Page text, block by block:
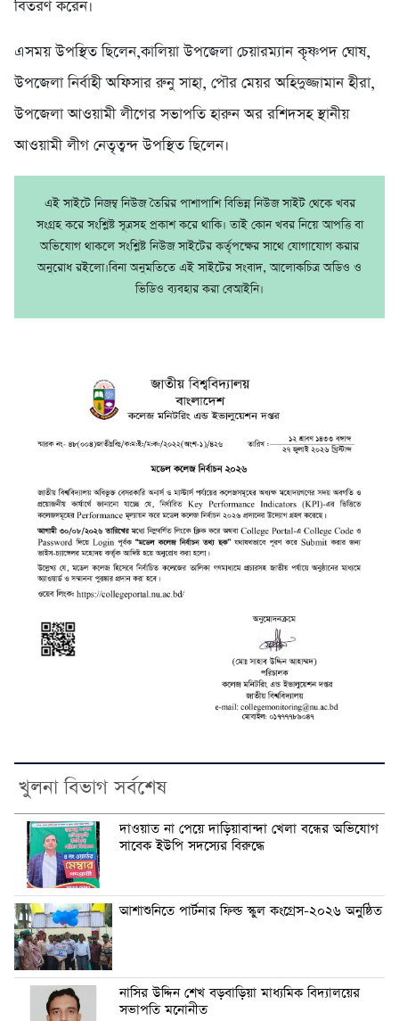
বিতরণ করেন।
এসময় উপস্থিত ছিলেন,কালিয়া উপজেলা চেয়ারম্যান কৃষ্ণপদ ঘোষ,
উপজেলা নির্বাহী অফিসার রুনু সাহা, পৌর মেয়র অহিদুজ্জামান হীরা,
উপজেলা আওয়ামী লীগের সভাপতি হারুন অর রশিদসহ স্থানীয়
আওয়ামী লীগ নেতৃত্বন্দ উপস্থিত ছিলেন।
এই সাইটে নিজম্ব নিউজ তৈরির পাশাপাশি বিভিন্ন নিউজ সাইট থেকে খবর
সংগ্রহ করে সংশ্লিষ্ট সূত্রসহ প্রকাশ করে থাকি। তাই কোন খবর নিয়ে আপত্তি বা
অভিযোগ থাকলে সংশ্লিষ্ট নিউজ সাইটের কর্তৃপক্ষের সাথে যোগাযোগ করার
অনুরোধ রইলো।বিনা অনুমতিতে এই সাইটের সংবাদ, আলোকচিত্র অডিও ও
ভিডিও ব্যবহার করা বেআইনি।
খুলনা বিভাগ সর্বশেষ
দাওয়াত না পেয়ে দাড়িয়াবান্দা খেলা বন্ধের অভিযোগ
সাবেক ইউপি সদস্যের বিরুদ্ধে
আশাশুনিতে পার্টনার ফিল্ড স্কুল কংগ্রেস-২০২৬ অনুষ্ঠিত
নাসির উদ্দিন শেখ বড়বাড়িয়া মাধ্যমিক বিদ্যালয়ের
সভাপতি মনোনীত